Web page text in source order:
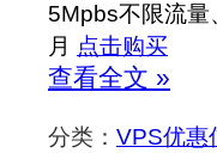
5Mpbs不限流
月 点击购买
查看全文 »
分类： VPS优惠